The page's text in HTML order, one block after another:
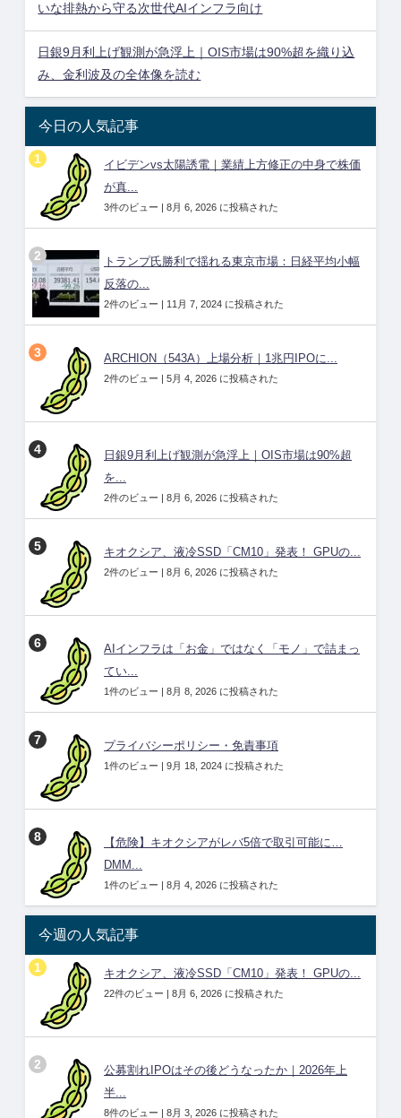
いな排熱から守る次世代AIインフラ向け
日銀9月利上げ観測が急浮上｜OIS市場は90%超を織り込
み、金利波及の全体像を読む
今日の人気記事
イビデンvs太陽誘電｜業績上方修正の中身で株価
が真...
3件のビュー | 8月 6, 2026 に投稿された
トランプ氏勝利で揺れる東京市場：日経平均小幅
反落の...
2件のビュー | 11月 7, 2024 に投稿された
ARCHION（543A）上場分析｜1兆円IPOに...
2件のビュー | 5月 4, 2026 に投稿された
日銀9月利上げ観測が急浮上｜OIS市場は90%超
を...
2件のビュー | 8月 6, 2026 に投稿された
キオクシア、液冷SSD「CM10」発表！ GPUの...
2件のビュー | 8月 6, 2026 に投稿された
AIインフラは「お金」ではなく「モノ」で詰まっ
てい...
1件のビュー | 8月 8, 2026 に投稿された
プライバシーポリシー・免責事項
1件のビュー | 9月 18, 2024 に投稿された
【危険】キオクシアがレバ5倍で取引可能に…
DMM...
1件のビュー | 8月 4, 2026 に投稿された
今週の人気記事
キオクシア、液冷SSD「CM10」発表！ GPUの...
22件のビュー | 8月 6, 2026 に投稿された
公募割れIPOはその後どうなったか｜2026年上
半...
8件のビュー | 8月 3, 2026 に投稿された